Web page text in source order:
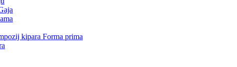
kipara Forma prima